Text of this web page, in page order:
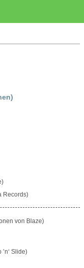
Records)
von Blaze)
’n‘ Slide)